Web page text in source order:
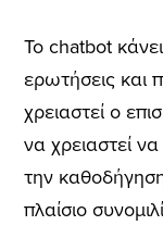
Το chatbot
ερωτήσεις και
χρειαστεί ο
να χρειαστεί
την
πλαίσιο